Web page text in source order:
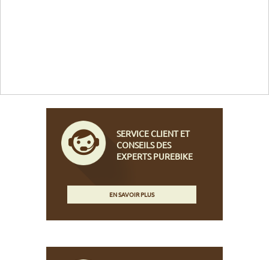
SERVICE CLIENT ET
CONSEILS DES
EXPERTS PUREBIKE
EN SAVOIR PLUS